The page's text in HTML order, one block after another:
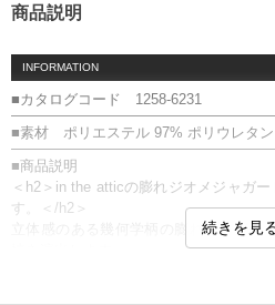
商品説明
INFORMATION
■カタログコード 1258-6231
■素材 ポリエステル 97% ポリウレタ
■商品説明
＜h2＞in the atticの膨れジオメジャガ
す。＜/h2＞
立体感のある幾何学柄の膨れジャガー
続きを見